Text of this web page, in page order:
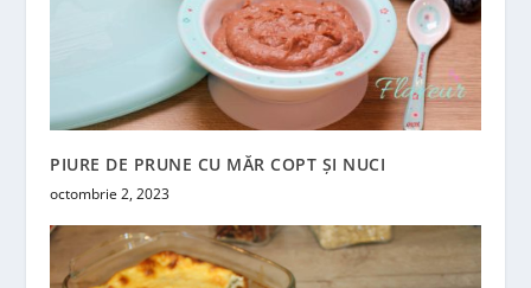
PIURE DE PRUNE CU MĂR COPT ȘI NUCI
octombrie 2, 2023